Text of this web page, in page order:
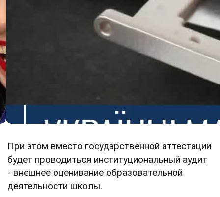
При этом вместо государственной аттестации
будет проводиться институциональный аудит
- внешнее оценивание образовательной
деятельности школы.